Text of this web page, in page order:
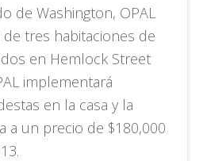
de Washington, OPAL
tres habitaciones de
en Hemlock Street
implementará
en la casa y la
a un precio de $180,000